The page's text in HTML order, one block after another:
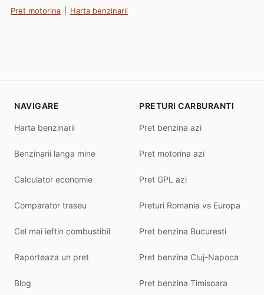
Pret motorina Harta benzinarii
NAVIGARE
Harta benzinarii
Benzinarii langa mine
Calculator economie
Comparator traseu
Cel mai ieftin combustibil
Raporteaza un pret
Blog
PRETURI CARBURANTI
Pret benzina azi
Pret motorina azi
Pret GPL azi
Preturi Romania vs Europa
Pret benzina Bucuresti
Pret benzina Cluj-Napoca
Pret benzina Timisoara